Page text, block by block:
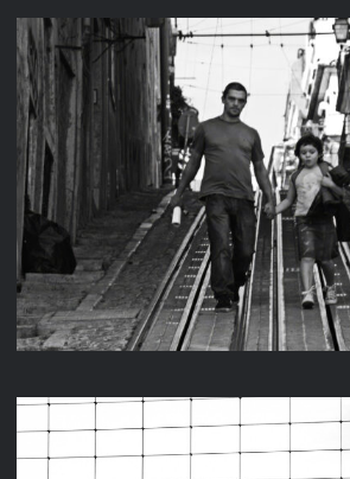
LISSABON